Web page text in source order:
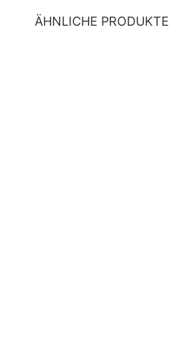
ÄHNLICHE PRODUKTE